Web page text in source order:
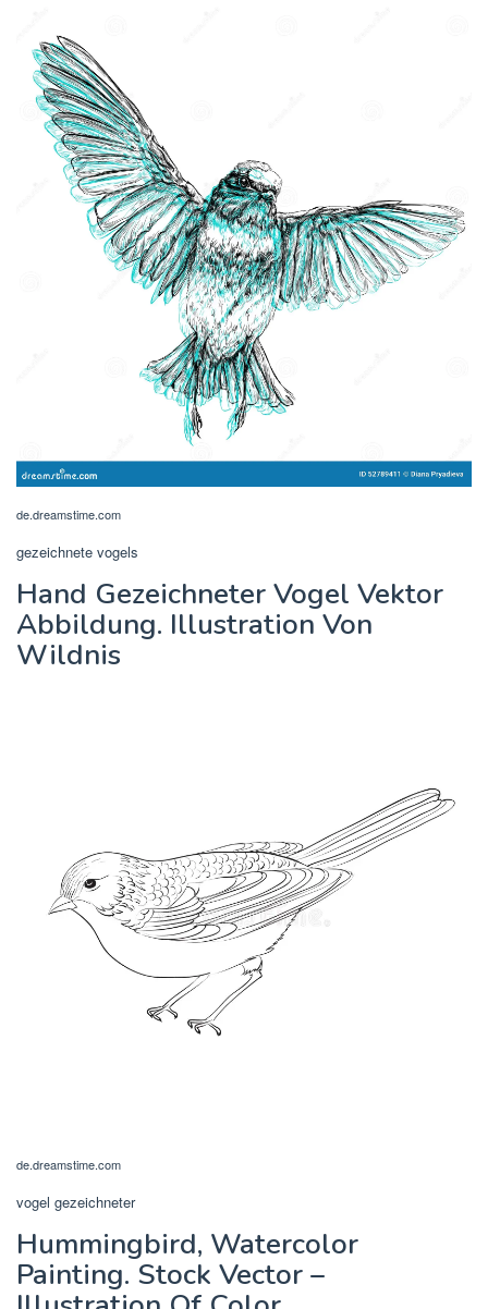
de.dreamstime.com
gezeichnete vogels
Hand Gezeichneter Vogel Vektor
Abbildung. Illustration Von
Wildnis
de.dreamstime.com
vogel gezeichneter
Hummingbird, Watercolor
Painting. Stock Vector –